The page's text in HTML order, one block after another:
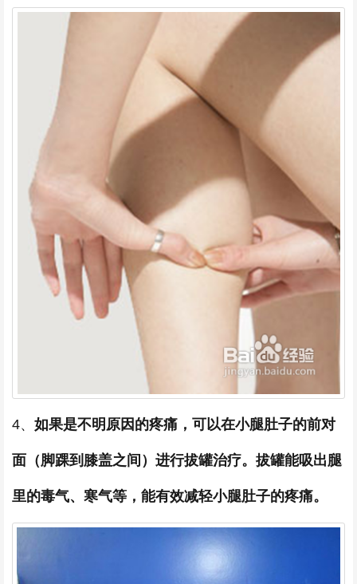
4、 如果是不明原因的疼痛，可以在小腿肚子的前对
面（脚踝到膝盖之间）进行拔罐治疗。拔罐能吸出腿
里的毒气、寒气等，能有效减轻小腿肚子的疼痛。